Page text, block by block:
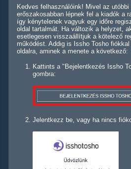
Kedves felhasználóink! Mivel az utóbbi
erőszakosabban lépnek fel a kiadók a
így kénytelenek vagyuk egy időre
oldal tartalmát. Ha változik a helyzet,
esetlegesen visszaállítjuk a kötelező
működést. Addig is Issho Tosho
oldalra, aminek a menete a következő:
Kattints a "Bejelentkezés Issho
gombra:
Jelentkezz be, vagy ha nincs